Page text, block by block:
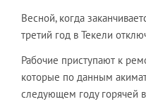
Весной, когда
третий год в Текели
Рабочие приступают к
которые по данным
следующем году горячей